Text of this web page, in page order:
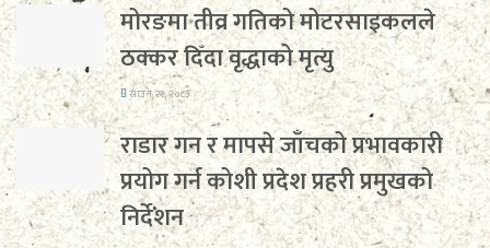
मोरङमा तीव्र गतिको मोटरसाइकलले
ठक्कर दिँदा वृद्धाको मृत्यु
साउन २१, २०८३
राडार गन र मापसे जाँचको प्रभावकारी
प्रयोग गर्न कोशी प्रदेश प्रहरी प्रमुखको
निर्देशन